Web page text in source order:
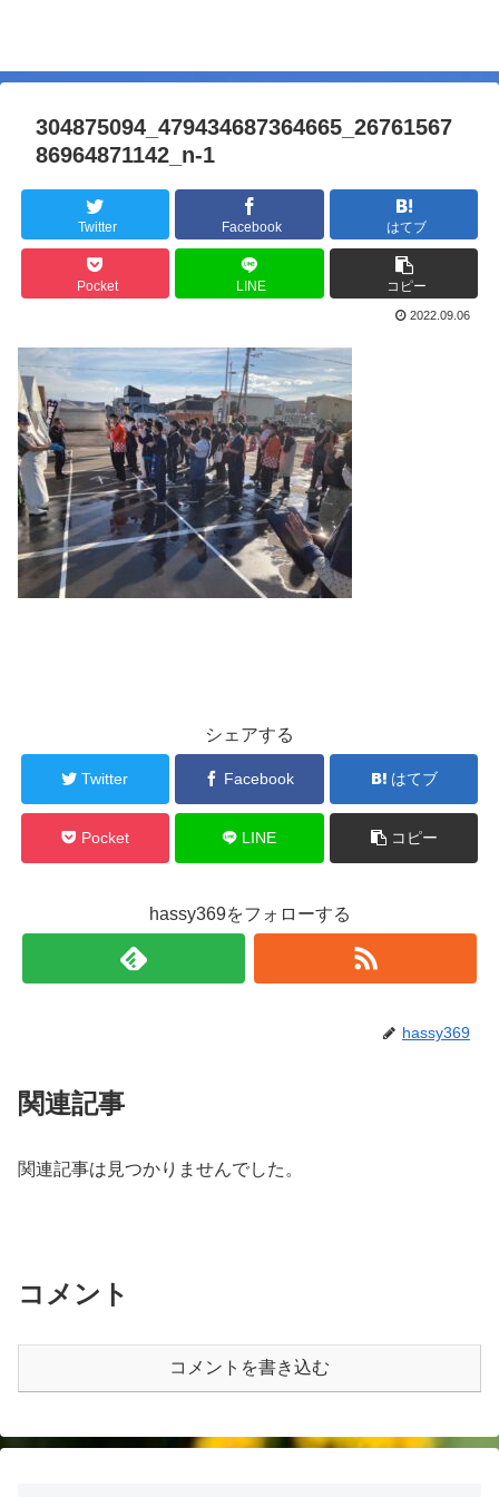
304875094_479434687364665_26761567
86964871142_n-1
Twitter Facebook はてブ
Pocket LINE コピー
2022.09.06
シェアする
Twitter Facebook はてブ
Pocket LINE コピー
hassy369をフォローする
hassy369
関連記事
関連記事は見つかりませんでした。
コメント
コメントを書き込む